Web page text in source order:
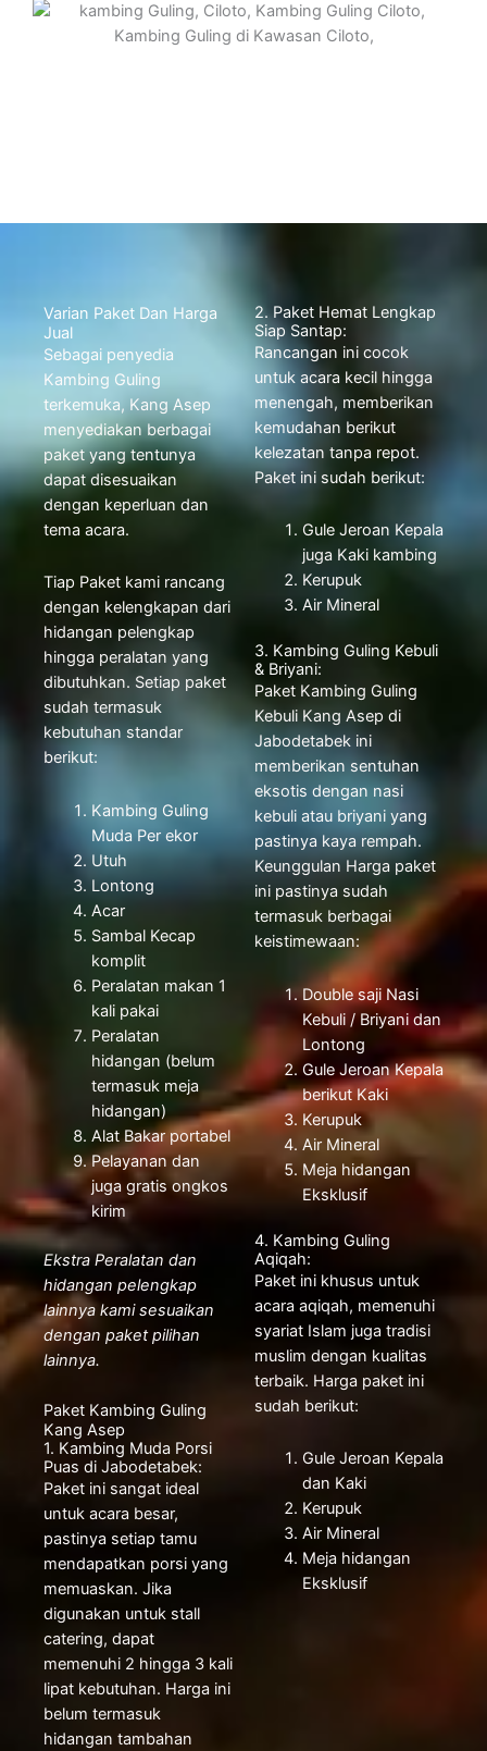
Varian Paket Dan Harga
Jual
Sebagai penyedia
Kambing Guling
terkemuka, Kang Asep
menyediakan berbagai
paket yang tentunya
dapat disesuaikan
dengan keperluan dan
tema acara.
Tiap Paket kami rancang
dengan kelengkapan dari
hidangan pelengkap
hingga peralatan yang
dibutuhkan. Setiap paket
sudah termasuk
kebutuhan standar
berikut:
Kambing Guling
Muda Per ekor
Utuh
Lontong
Acar
Sambal Kecap
komplit
Peralatan makan 1
kali pakai
Peralatan
hidangan (belum
termasuk meja
hidangan)
Alat Bakar portabel
Pelayanan dan
juga gratis ongkos
kirim
Ekstra Peralatan dan
hidangan pelengkap
lainnya kami sesuaikan
dengan paket pilihan
lainnya.
Paket Kambing Guling
Kang Asep
1. Kambing Muda Porsi
Puas di Jabodetabek:
Paket ini sangat ideal
untuk acara besar,
pastinya setiap tamu
mendapatkan porsi yang
memuaskan. Jika
digunakan untuk stall
catering, dapat
memenuhi 2 hingga 3 kali
lipat kebutuhan. Harga ini
belum termasuk
hidangan tambahan
2. Paket Hemat Lengkap
Siap Santap:
Rancangan ini cocok
untuk acara kecil hingga
menengah, memberikan
kemudahan berikut
kelezatan tanpa repot.
Paket ini sudah berikut:
Gule Jeroan Kepala
juga Kaki kambing
Kerupuk
Air Mineral
3. Kambing Guling Kebuli
& Briyani:
Paket Kambing Guling
Kebuli Kang Asep di
Jabodetabek ini
memberikan sentuhan
eksotis dengan nasi
kebuli atau briyani yang
pastinya kaya rempah.
Keunggulan Harga paket
ini pastinya sudah
termasuk berbagai
keistimewaan:
Double saji Nasi
Kebuli / Briyani dan
Lontong
Gule Jeroan Kepala
berikut Kaki
Kerupuk
Air Mineral
Meja hidangan
Eksklusif
4. Kambing Guling
Aqiqah:
Paket ini khusus untuk
acara aqiqah, memenuhi
syariat Islam juga tradisi
muslim dengan kualitas
terbaik. Harga paket ini
sudah berikut:
Gule Jeroan Kepala
dan Kaki
Kerupuk
Air Mineral
Meja hidangan
Eksklusif